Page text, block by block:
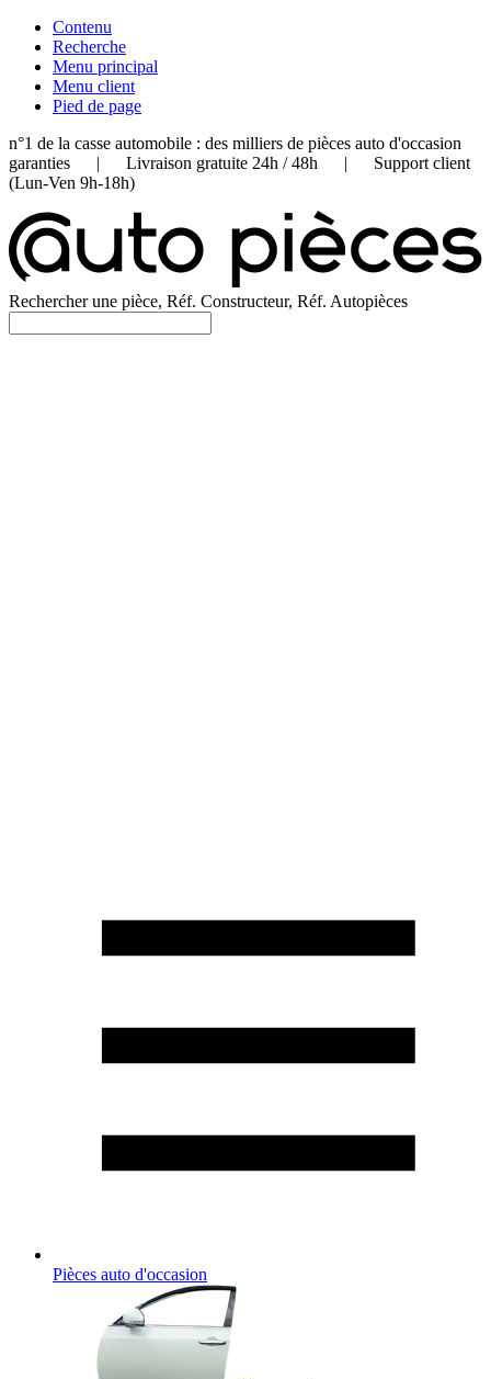
Contenu
Recherche
Menu principal
Menu client
Pied de page
n°1 de la casse automobile : des milliers de pièces auto d'occasion
garanties | Livraison gratuite 24h / 48h | Support client
(Lun-Ven 9h-18h)
Rechercher une pièce, Réf. Constructeur, Réf. Autopièces
Pièces auto d'occasion